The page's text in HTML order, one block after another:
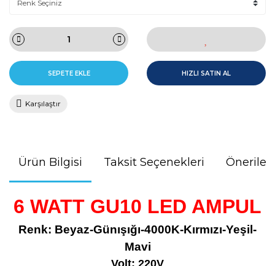
SEPETE EKLE HIZLI SATIN AL
Karşılaştır
Ürün Bilgisi Taksit Seçenekleri
6 WATT GU10 LED AMPUL
Renk: Beyaz-Günışığı-4000K-Kırmızı-Yeşil-
Mavi
Volt: 220V